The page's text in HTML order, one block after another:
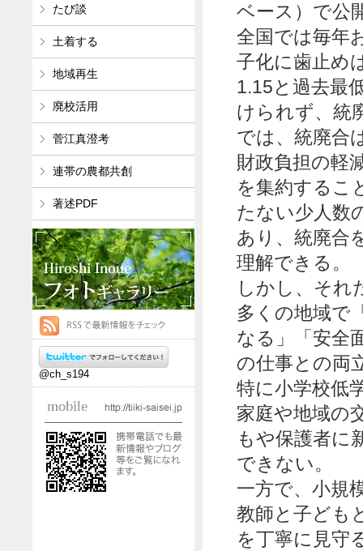
ベース）で公
全国では毎年
子化に歯止め
1.15と過去最
けられず、統
では、統廃合
財政負担の軽
を集約するこ
たない少人数
あり、統廃合
理解できる。
しかし、それ
多くの地域で
なる」「安全
の仕事との両
特に小学校低
家庭や地域の
もや保護者に
できない。
一方で、小規
教師と子ども
を丁寧に見守
たび談
土着する
地域再生
廃校活用
菅江真澄考
連帯の農都共創
著述PDF
@ch_s194